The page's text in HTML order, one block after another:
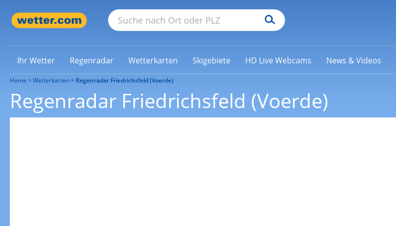
Ihr Wetter Regenradar Wetterkarten Skigebiete HD Live Webcams News & Videos
Home Wetterkarten Regenradar Friedrichsfeld (Voerde)
Regenradar Friedrichsfeld (Voerde)